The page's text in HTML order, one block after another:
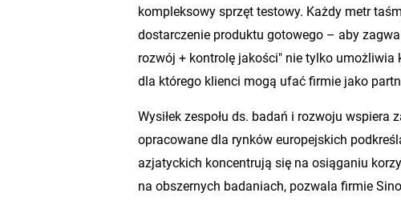
kompleksowy sprzęt testowy. Każdy metr
dostarczenie produktu gotowego – aby
rozwój + kontrolę jakości" nie tylko
dla którego klienci mogą ufać firmie jako
Wysiłek zespołu ds. badań i rozwoju
opracowane dla rynków europejskich
azjatyckich koncentrują się na osiąganiu
na obszernych badaniach, pozwala firmie